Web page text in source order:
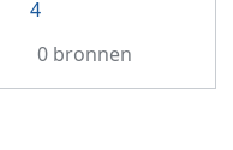
4
0 bronnen